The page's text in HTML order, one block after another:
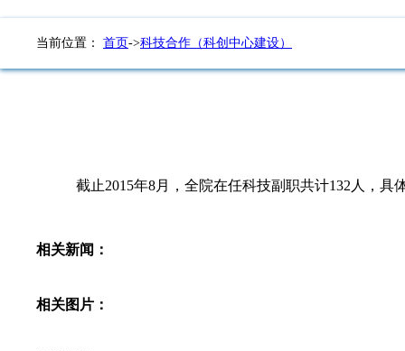
当前位置： 首页->科技合作（科创中心建设）
截止2015年8月，全院在任科技副职共计132人，具
相关新闻：
相关图片：